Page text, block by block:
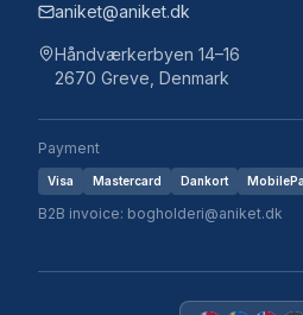
aniket@aniket.dk
Håndværkerbyen 14–16
2670 Greve, Denmark
Payment
Visa Mastercard Dankort
B2B invoice: bogholderi@aniket.dk